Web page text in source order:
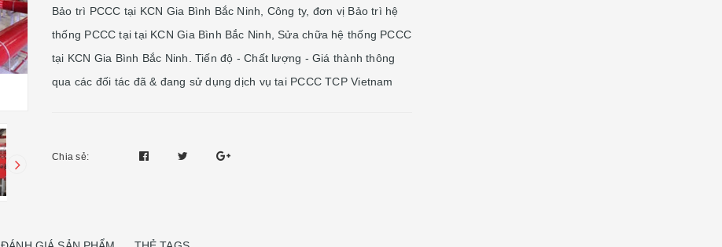
Bảo trì PCCC tại KCN Gia Bình Bắc Ninh, Công ty, đơn vị Bảo trì hệ
thống PCCC tại tại KCN Gia Bình Bắc Ninh, Sửa chữa hệ thống PCCC
tại KCN Gia Bình Bắc Ninh. Tiến độ - Chất lượng - Giá thành thông
qua các đối tác đã & đang sử dụng dịch vụ tai PCCC TCP Vietnam
Chia sẻ: